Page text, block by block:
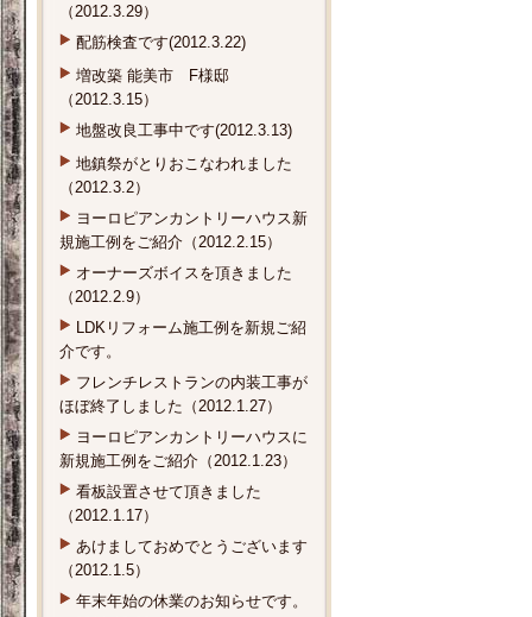
（2012.3.29）
配筋検査です(2012.3.22)
増改築 能美市 F様邸
（2012.3.15）
地盤改良工事中です(2012.3.13)
地鎮祭がとりおこなわれました
（2012.3.2）
ヨーロピアンカントリーハウス新
規施工例をご紹介（2012.2.15）
オーナーズボイスを頂きました
（2012.2.9）
LDKリフォーム施工例を新規ご紹
介です。
フレンチレストランの内装工事が
ほぼ終了しました（2012.1.27）
ヨーロピアンカントリーハウスに
新規施工例をご紹介（2012.1.23）
看板設置させて頂きました
（2012.1.17）
あけましておめでとうございます
（2012.1.5）
年末年始の休業のお知らせです。